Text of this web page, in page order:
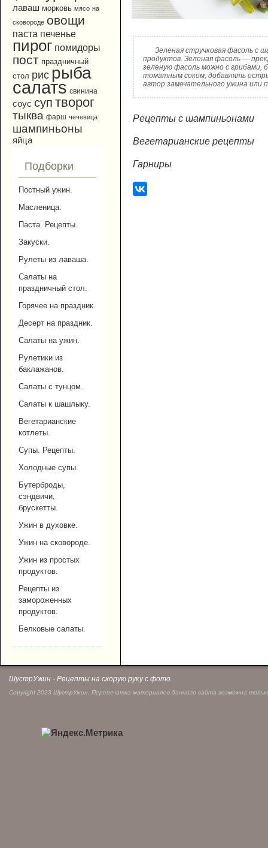
лаваш морковь мясо на
сковороде овощи
паста печенье
пирог помидоры
пост праздничный
стол рис рыба
салатs свинина
соус суп творог
тыква фарш чечевица
шампиньоны
яйца
Подборки
Постный ужин.
Масленица.
Паста. Рецепты.
Закуски.
Рулеты из лаваша.
Салаты на
праздничный стол.
Горячее на праздник.
Десерт на праздник.
Салаты на ужин.
Рулетики из
баклажанов.
Салаты с тунцом.
Салаты к шашлыку.
Вегетарианские
котлеты.
Супы. Рецепты.
Холодные супы.
Бутерброды,
сэндвичи,
брускетты.
Ужин в духовке.
Ужин на сковороде.
Ужин из простых
продуктов.
Рецепты из
замороженных
продуктов.
Белковые салаты.
Зеленая стручковая фасоль с
продуктов. Зеленая фасоль —
зеленую фасоль можно с грибами,
томатным соком, добавлять
автор замечательного ужина или
Рецепты с шампиньонами
Вегетарианские рецепты
Гарниры
ШустрУжин - Рецепты на скорую руку с фото.
Copyright 2023 ШустрУжин. Перепечатка материалов данного сайта возможна